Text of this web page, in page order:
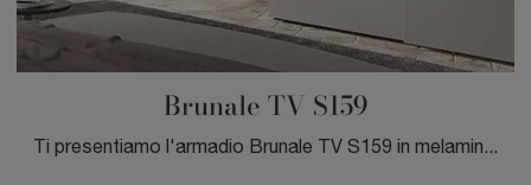
Brunale TV S159
Ti presentiamo l'armadio Brunale TV S159 in melaminico di Moretti Compact Giorno Notte! Un ricco catalogo di armadi a muro con ante scorrevoli.